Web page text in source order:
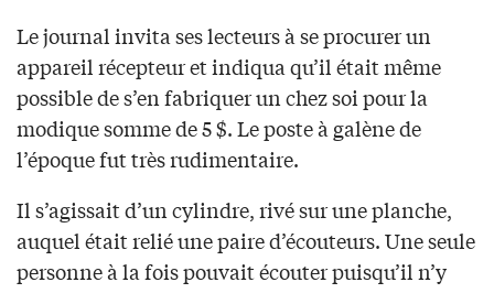
Le journal invita ses lecteurs à se procurer un
appareil récepteur et indiqua qu’il était même
possible de s’en fabriquer un chez soi pour la
modique somme de 5 $. Le poste à galène de
l’époque fut très rudimentaire.
Il s’agissait d’un cylindre, rivé sur une planche,
auquel était relié une paire d’écouteurs. Une seule
personne à la fois pouvait écouter puisqu’il n’y